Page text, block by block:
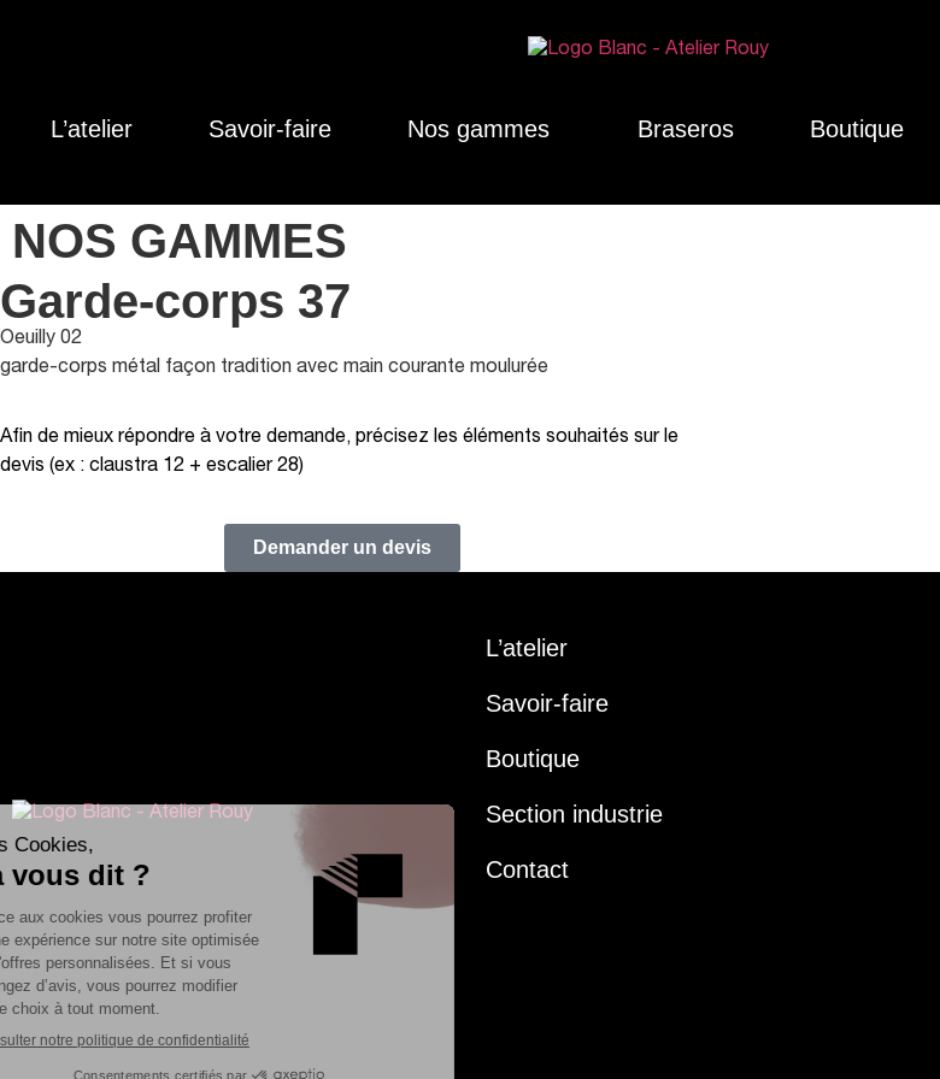
L’atelier Savoir-faire Nos gammes Braseros Boutique
NOS GAMMES
Garde-corps 37
Oeuilly 02
garde-corps métal façon tradition avec main courante moulurée
Afin de mieux répondre à votre demande, précisez les éléments souhaités sur le
devis (ex : claustra 12 + escalier 28)
Demander un devis
L’atelier
Savoir-faire
Boutique
Section industrie
Contact